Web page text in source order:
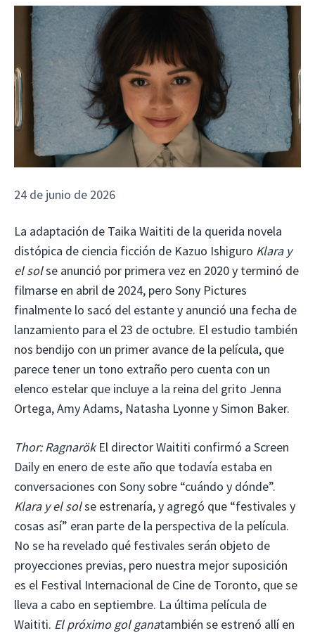
24 de junio de 2026
La adaptación de Taika Waititi de la querida novela
distópica de ciencia ficción de Kazuo Ishiguro Klara y
el solse anunció por primera vez en 2020 y terminó de
filmarse en abril de 2024, pero Sony Pictures
finalmente lo sacó del estante y anunció una fecha de
lanzamiento para el 23 de octubre. El estudio también
nos bendijo con un primer avance de la película, que
parece tener un tono extraño pero cuenta con un
elenco estelar que incluye a la reina del grito Jenna
Ortega, Amy Adams, Natasha Lyonne y Simon Baker.
Thor: RagnarökEl director Waititi confirmó a Screen
Daily en enero de este año que todavía estaba en
conversaciones con Sony sobre “cuándo y dónde”.
Klara y el solse estrenaría, y agregó que “festivales y
cosas así” eran parte de la perspectiva de la película.
No se ha revelado qué festivales serán objeto de
proyecciones previas, pero nuestra mejor suposición
es el Festival Internacional de Cine de Toronto, que se
lleva a cabo en septiembre. La última película de
Waititi. El próximo gol ganatambién se estrenó allí en